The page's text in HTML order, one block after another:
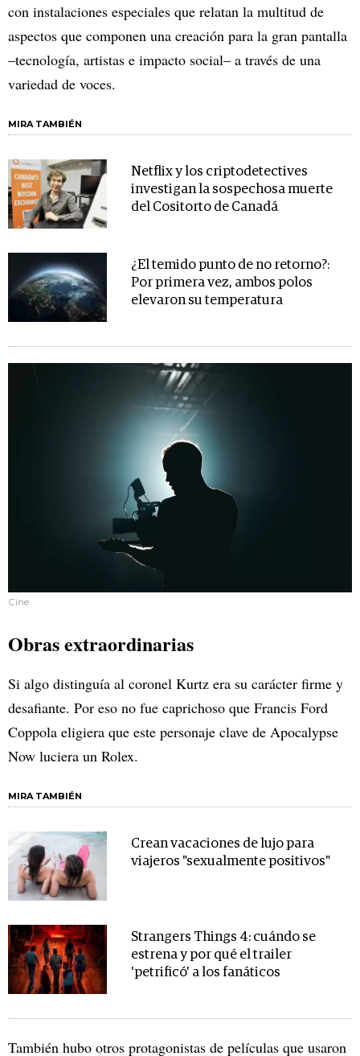
con instalaciones especiales que relatan la multitud de
aspectos que componen una creación para la gran pantalla
–tecnología, artistas e impacto social– a través de una
variedad de voces.
MIRA TAMBIÉN
Netflix y los criptodetectives
investigan la sospechosa muerte
del Cositorto de Canadá
¿El temido punto de no retorno?:
Por primera vez, ambos polos
elevaron su temperatura
Cine
Obras extraordinarias
Si algo distinguía al coronel Kurtz era su carácter firme y
desafiante. Por eso no fue caprichoso que Francis Ford
Coppola eligiera que este personaje clave de Apocalypse
Now luciera un Rolex.
MIRA TAMBIÉN
Crean vacaciones de lujo para
viajeros "sexualmente positivos"
Strangers Things 4: cuándo se
estrena y por qué el trailer
'petrificó' a los fanáticos
También hubo otros protagonistas de películas que usaron